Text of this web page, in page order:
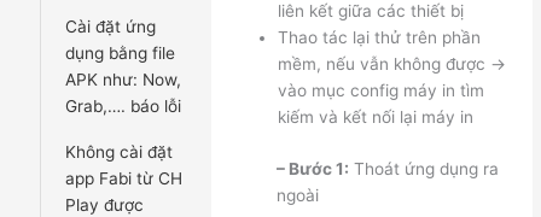
Cài đặt ứng
dụng bằng file
APK như: Now,
Grab,…. báo lỗi
Không cài đặt
app Fabi từ CH
Play được
liên kết giữa các thiết bị
Thao tác lại thử trên phần
mềm, nếu vẫn không được ->
vào mục config máy in tìm
kiếm và kết nối lại máy in
– Bước 1: Thoát ứng dụng ra
ngoài